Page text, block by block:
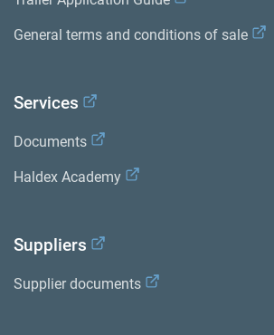
General terms and conditions of sale
Services
Documents
Haldex Academy
Suppliers
Supplier documents